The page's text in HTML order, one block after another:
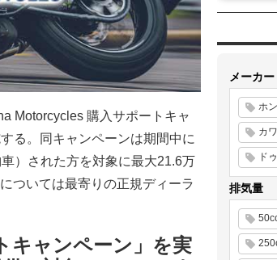
Motorcycles 購入サポートキャ
る。同キャンペーンは期間中に
）された方を対象に最大21.6万
ついては最寄りの正規ディーラ
キャンペーン」を実
メーカー
ホ
カ
ド
排気量